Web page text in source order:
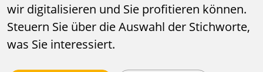
wir digitalisieren und Sie profitieren können.
Steuern Sie über die Auswahl der Stichworte,
was Sie interessiert.